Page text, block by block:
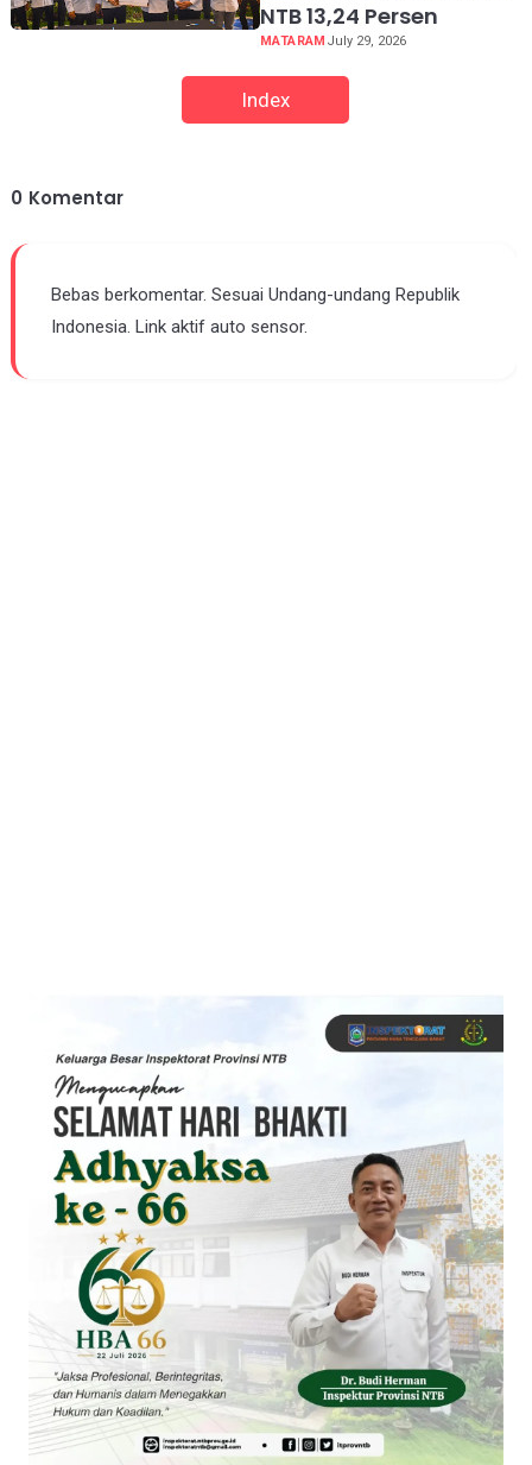
NTB 13,24 Persen
MATARAM July 29, 2026
Index
0 Komentar
Bebas berkomentar. Sesuai Undang-undang Republik
Indonesia. Link aktif auto sensor.